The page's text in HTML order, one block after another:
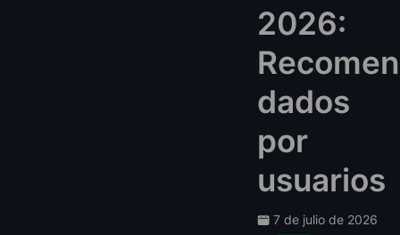
2026:
Recomen
dados
por
usuarios
7 de julio de 2026